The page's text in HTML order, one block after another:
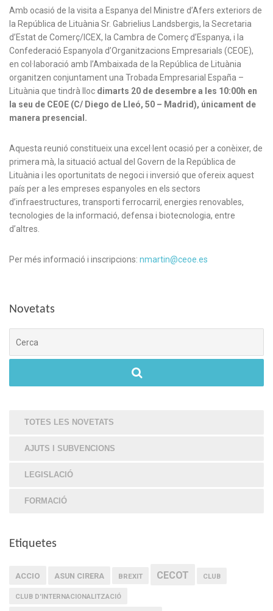
Amb ocasió de la visita a Espanya del Ministre d’Afers exteriors de
la República de Lituània Sr. Gabrielius Landsbergis, la Secretaria
d’Estat de Comerç/ICEX, la Cambra de Comerç d’Espanya, i la
Confederació Espanyola d’Organitzacions Empresarials (CEOE),
en col·laboració amb l’Ambaixada de la República de Lituània
organitzen conjuntament una Trobada Empresarial España –
Lituània que tindrà lloc dimarts 20 de desembre a les 10:00h en
la seu de CEOE (C/ Diego de Lleó, 50 – Madrid), únicament de
manera presencial.
Aquesta reunió constitueix una excel·lent ocasió per a conèixer, de
primera mà, la situació actual del Govern de la República de
Lituània i les oportunitats de negoci i inversió que ofereix aquest
país per a les empreses espanyoles en els sectors
d’infraestructures, transporti ferrocarril, energies renovables,
tecnologies de la informació, defensa i biotecnologia, entre
d’altres.
Per més informació i inscripcions: nmartin@ceoe.es
Novetats
TOTES LES NOVETATS
AJUTS I SUBVENCIONS
LEGISLACIÓ
FORMACIÓ
Etiquetes
ACCIO ASUN CIRERA BREXIT CECOT CLUB
CLUB D'INTERNACIONALITZACIÓ